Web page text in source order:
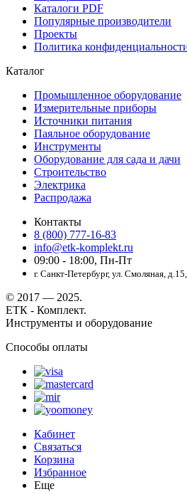
Каталоги PDF
Популярные производители
Проекты
Политика
Каталог
Промышленное оборудование
Измерительные приборы
Источники питания
Паяльное оборудование
Инструменты
Оборудование для сада и дачи
Строительство
Электрика
Распродажа
Контакты
8 (800) 777-16-83
info@etk-komplekt.ru
09:00 - 18:00, Пн-Пт
г. Санкт-Петербург, ул. Смоляная,
© 2017 — 2025.
ЕТК - Комплект.
Инструменты и оборудование
Способы оплаты
Кабинет
Связаться
Корзина
Избранное
Еще